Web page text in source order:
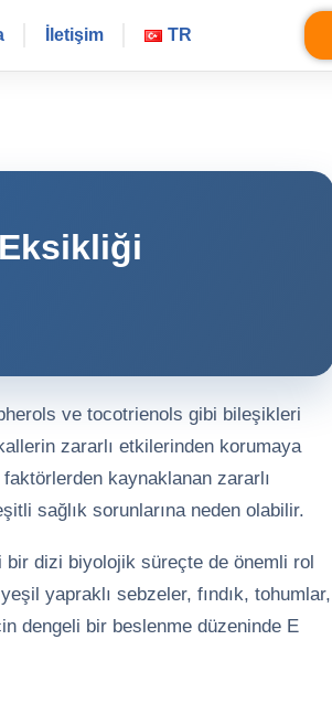
İletişim TR
ve tocotrienols gibi bileşikleri
zararlı etkilerinden korumaya
kaynaklanan zararlı
sağlık sorunlarına neden olabilir.
bir dizi biyolojik süreçte de önemli rol
yapraklı sebzeler, fındık, tohumlar,
dengeli bir beslenme düzeninde E